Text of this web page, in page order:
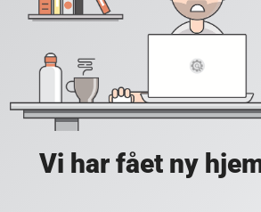
Vi har fået ny